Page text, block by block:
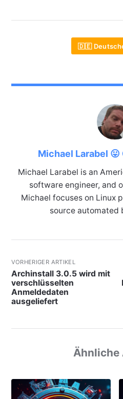
🇩🇪
Michael Larabel
Michael Larabel is an
software engineer, and
Michael focuses on Linux
source automated
VORHERIGER ARTIKEL
Archinstall 3.0.5 wird mit
verschlüsselten
Anmeldedaten
ausgeliefert
Ähnliche